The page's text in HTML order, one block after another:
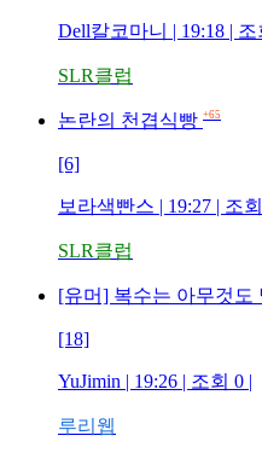
Dell칼코마니 | 19:18 | 조
SLR클럽
논란의 천겹식빵 +65
[6]
보라색빤스 | 19:27 | 조
SLR클럽
[유머] 복수는 아무것도
[18]
YuJimin | 19:26 | 조회 0 |
루리웹